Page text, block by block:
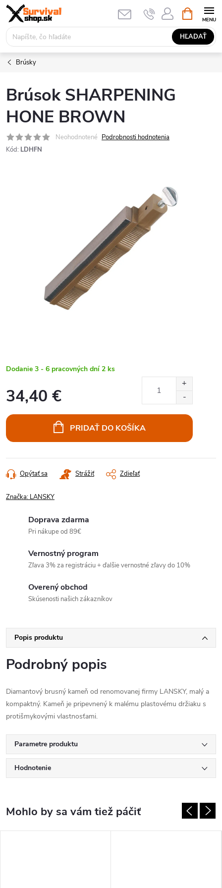
Prejsť
obsah
HĽADAŤ
KOŠÍK
Brúsky
Brúsok SHARPENING
HONE BROWN
Neohodnotené Podrobnosti hodnotenia
Kód: LDHFN
Dodanie 3 - 6 pracovných dní 2 ks
34,40 €
cena:
PRIDAŤ DO KOŠÍKA
Opýtať sa Strážiť Zdieľať
Značka: LANSKY
Doprava zdarma
Pri nákupe od 89€
Vernostný program
Zľava 3% za registráciu + ďalšie vernostné zľavy do 10%
Overený obchod
Skúsenosti našich zákazníkov
Popis produktu
Podrobný popis
Diamantový brusný kameň od renomovanej firmy LANSKY, malý a
kompaktný. Kameň je pripevnený k malému plastovému držiaku s
protišmykovými vlastnosťami.
Parametre produktu
Hodnotenie